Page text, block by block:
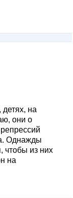
детях, на
они о
Однажды
чтобы из них
на